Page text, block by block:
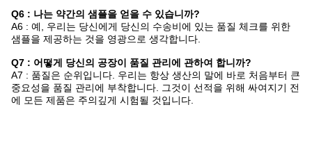
Q6 : 나는 약간의 샘플을 얻을 수 있습니까?
A6 : 예, 우리는 당신에게 당신의 수송비에 있는 품질 체크를 위한
샘플을 제공하는 것을 영광으로 생각합니다.
Q7 : 어떻게 당신의 공장이 품질 관리에 관하여 합니까?
A7 : 품질은 순위입니다. 우리는 항상 생산의 말에 바로 처음부터 큰
중요성을 품질 관리에 부착합니다. 그것이 선적을 위해 싸여지기 전
에 모든 제품은 주의깊게 시험될 것입니다.